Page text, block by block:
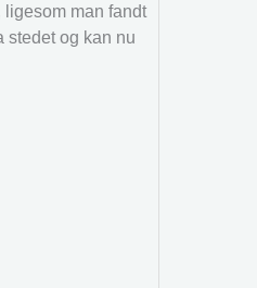
ligesom man fandt
stedet og kan nu